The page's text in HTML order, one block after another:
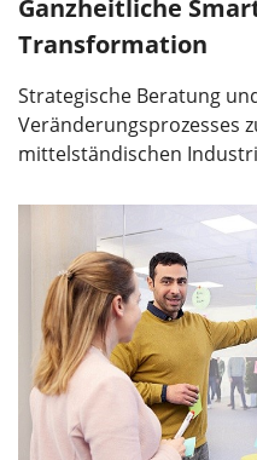
Ganzheitliche
Transformation
Strategische Beratung
Veränderungsprozesses
mittelständischen